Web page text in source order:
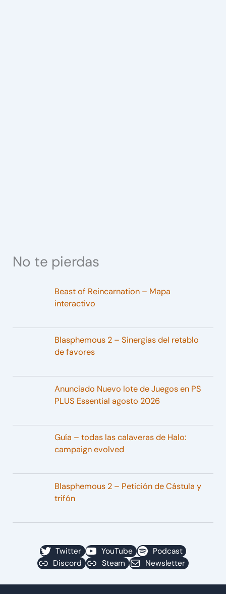
No te pierdas
Beast of Reincarnation – Mapa
interactivo
Blasphemous 2 – Sinergias del retablo
de favores
Anunciado Nuevo lote de Juegos en PS
PLUS Essential agosto 2026
Guía – todas las calaveras de Halo:
campaign evolved
Blasphemous 2 – Petición de Cástula y
trifón
Twitter YouTube
Podcast
Discord
Steam Newsletter